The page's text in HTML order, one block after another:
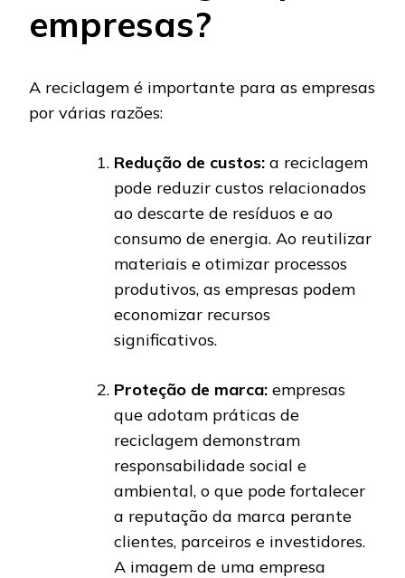
empresas?
A reciclagem é importante para as empresas
por várias razões:
Redução de custos: a reciclagem
pode reduzir custos relacionados
ao descarte de resíduos e ao
consumo de energia. Ao reutilizar
materiais e otimizar processos
produtivos, as empresas podem
economizar recursos
significativos.
Proteção de marca: empresas
que adotam práticas de
reciclagem demonstram
responsabilidade social e
ambiental, o que pode fortalecer
a reputação da marca perante
clientes, parceiros e investidores.
A imagem de uma empresa